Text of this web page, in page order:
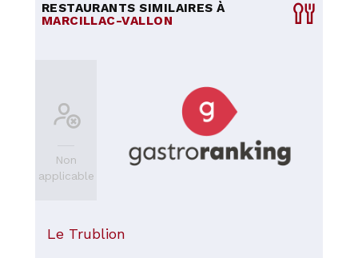
RESTAURANTS SIMILAIRES À
MARCILLAC-VALLON
Non
applicable
Le Trublion